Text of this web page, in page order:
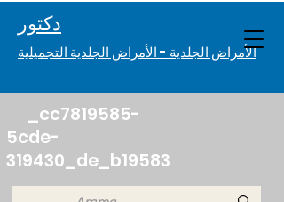
دكتور. Melisa Eczacıbaşı
الأمراض الجلدية - الأمراض الجلدية التجميلية
_cc7819585-
5cde-
319430_de_b19583